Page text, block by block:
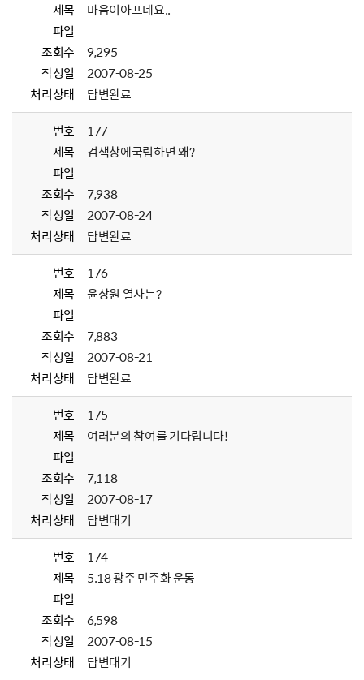
제목
마음이아프네요..
파일
조회수
9,295
작성일
2007-08-25
처리상태
답변완료
번호
177
제목
검색창에국립하면 왜?
파일
조회수
7,938
작성일
2007-08-24
처리상태
답변완료
번호
176
제목
윤상원 열사는?
파일
조회수
7,883
작성일
2007-08-21
처리상태
답변완료
번호
175
제목
여러분의 참여를 기다립니다!
파일
조회수
7,118
작성일
2007-08-17
처리상태
답변대기
번호
174
제목
5.18 광주 민주화 운동
파일
조회수
6,598
작성일
2007-08-15
처리상태
답변대기